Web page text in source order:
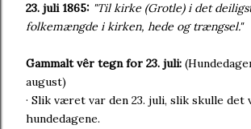
23. juli 1865: "Til kirke (Grotle) i det
folkemængde i kirken, hede og trængsel."
Gammalt vêr tegn for 23. juli:
august)
· Slik været var den 23. juli, slik skulle
hundedagene.